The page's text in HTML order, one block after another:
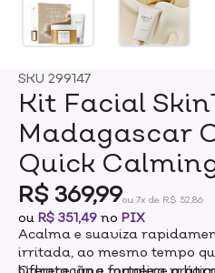
SKU 299147
Kit Facial
Madagascar
Quick
R$ 369,99ou 7x de R$ 52,86
ou R$ 351,49 no PIX
Acalma e suaviza
irritada, ao mesmo tempo
hidratação e fortalece a
Oferece uma maneira